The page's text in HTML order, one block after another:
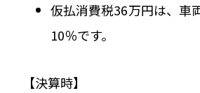
仮払消費税36万円は、車
10％です。
【決算時】